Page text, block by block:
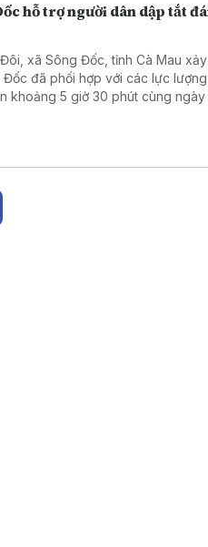
hỗ trợ người dân dập tắt
xã Sông Đốc, tỉnh Cà Mau
đã phối hợp với các lực
khoảng 5 giờ 30 phút cùng